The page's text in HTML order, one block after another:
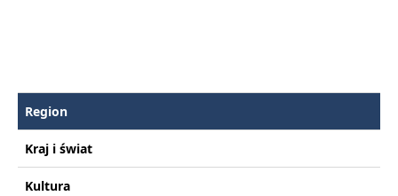
Region
Kraj i świat
Kultura